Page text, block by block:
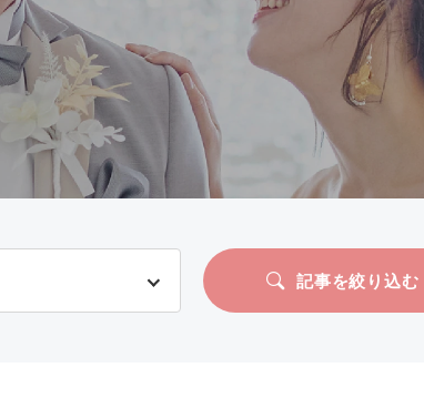
記事を絞り込む